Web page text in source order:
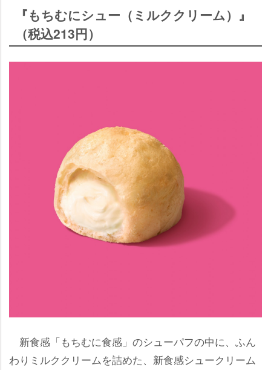
『もちむにシュー（ミルククリーム）』
（税込213円）
新食感「もちむに食感」のシューパフの中に、ふん
わりミルククリームを詰めた、新食感シュークリーム